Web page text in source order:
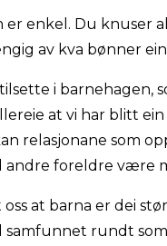
er enkel. Du knuser
av kva bønner
i barnehagen,
at vi har blitt
relasjonane som
andre foreldre være
at barna er dei
samfunnet rundt